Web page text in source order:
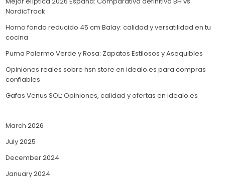
NordicTrack
Horno fondo reducido 45 cm Balay: calidad y versatilidad en tu
cocina
Puma Palermo Verde y Rosa: Zapatos Estilosos y Asequibles
Opiniones reales sobre hsn store en idealo.es para compras
confiables
Gafas Venus SOL: Opiniones, calidad y ofertas en idealo.es
March 2026
July 2025
December 2024
January 2024